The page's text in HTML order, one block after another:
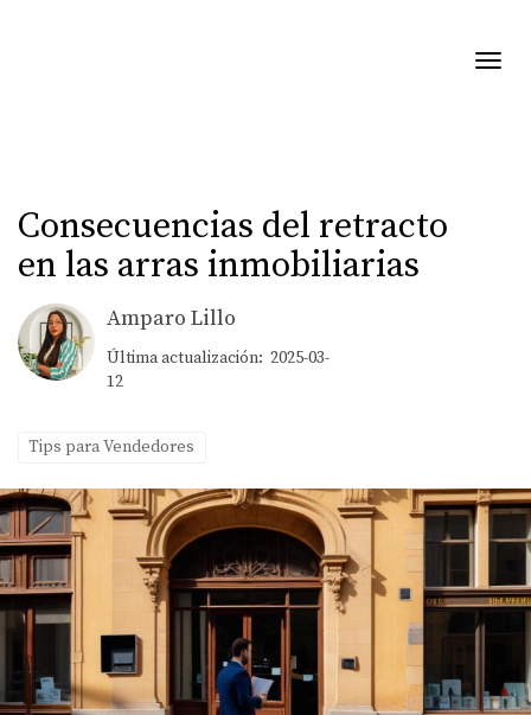
Consecuencias del retracto
en las arras inmobiliarias
Amparo Lillo
Última actualización: 2025-03-
12
Tips para Vendedores